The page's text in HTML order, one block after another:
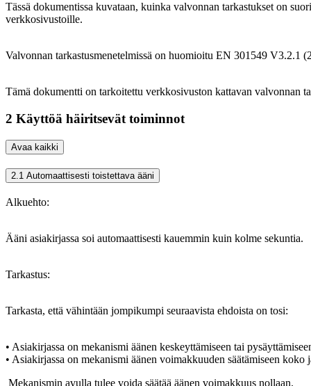
Tässä dokumentissa kuvataan, kuinka valvonnan tarkastukset on
verkkosivustoille.
Valvonnan tarkastusmenetelmissä on huomioitu EN 301549 V3.2.1
Tämä dokumentti on tarkoitettu verkkosivuston kattavan valvonnan
2 Käyttöä häiritsevät toiminnot
Avaa kaikki
2.1 Automaattisesti toistettava ääni
Alkuehto:
Ääni asiakirjassa soi automaattisesti kauemmin kuin kolme sekuntia.
Tarkastus:
Tarkasta, että vähintään jompikumpi seuraavista ehdoista on tosi:
• Asiakirjassa on mekanismi äänen keskeyttämiseen tai
• Asiakirjassa on mekanismi äänen voimakkuuden säätämiseen
Mekanismin avulla tulee voida säätää äänen voimakkuus nollaan.